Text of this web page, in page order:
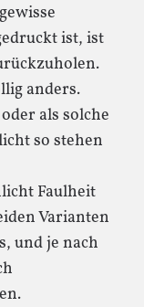
ist, ist
anders.
als solche
so stehen
Faulheit
Varianten
und je nach